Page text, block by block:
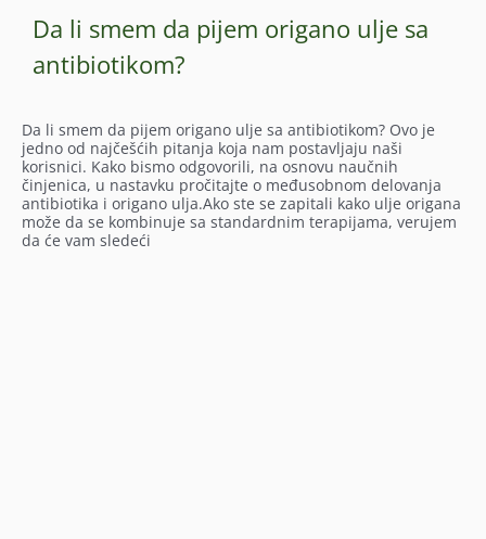
Da li smem da pijem origano ulje sa
antibiotikom?
Da li smem da pijem origano ulje sa antibiotikom? Ovo je
jedno od najčešćih pitanja koja nam postavljaju naši
korisnici. Kako bismo odgovorili, na osnovu naučnih
činjenica, u nastavku pročitajte o međusobnom delovanja
antibiotika i origano ulja.Ako ste se zapitali kako ulje origana
može da se kombinuje sa standardnim terapijama, verujem
da će vam sledeći